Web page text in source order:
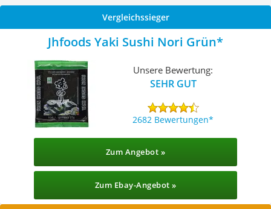
Vergleichssieger
Jhfoods Yaki Sushi Nori Grün
Unsere Bewertung:
SEHR GUT
2682 Bewertungen
Zum Angebot »
Zum Ebay-Angebot »